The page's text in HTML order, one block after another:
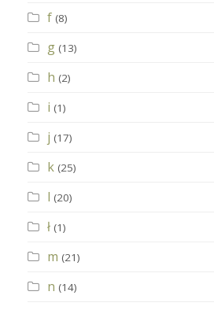
f (8)
g (13)
h (2)
i (1)
j (17)
k (25)
l (20)
ł (1)
m (21)
n (14)